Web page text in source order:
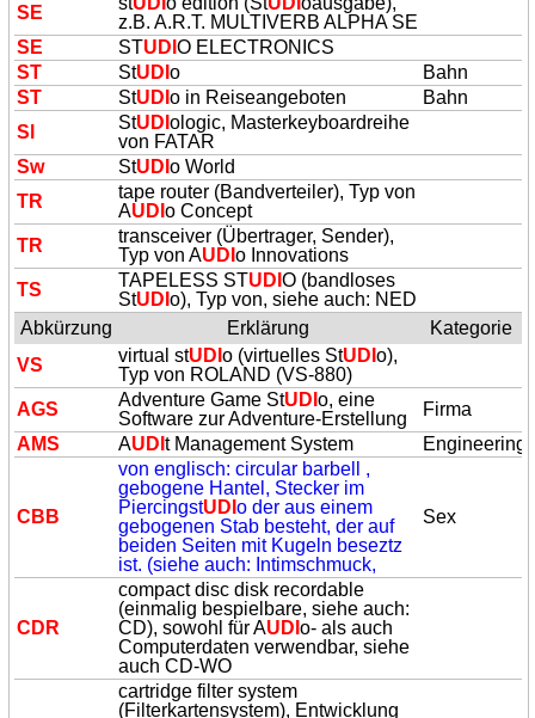
SE
z.B. A.R.T. MULTIVERB ALPHA SE
SE
STUDIO ELECTRONICS
ST
StUDIo
Bahn
ST
StUDIo in Reiseangeboten
Bahn
Sl
StUDIologic, Masterkeyboardreihe
von FATAR
Sw
StUDIo World
TR
tape router (Bandverteiler), Typ von
AUDIo Concept
TR
transceiver (Übertrager, Sender),
Typ von AUDIo Innovations
TS
TAPELESS STUDIO (bandloses
StUDIo), Typ von, siehe auch: NED
Abkürzung
Erklärung
Kategorie
VS
virtual stUDIo (virtuelles StUDIo),
Typ von ROLAND (VS-880)
AGS
Adventure Game StUDIo, eine
Software zur Adventure-Erstellung
Firma
AMS
AUDIt Management System Engineering
CBB
von englisch: circular barbell ,
gebogene Hantel, Stecker im
PiercingstUDIo der aus einem
gebogenen Stab besteht, der auf
beiden Seiten mit Kugeln beseztz
ist. (siehe auch: Intimschmuck,
Sex
CDR
compact disc disk recordable
(einmalig bespielbare, siehe auch:
CD), sowohl für AUDIo- als auch
Computerdaten verwendbar, siehe
auch CD-WO
cartridge filter system
(Filterkartensystem), Entwicklung